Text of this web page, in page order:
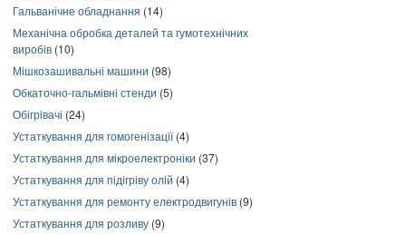
Гальванічне обладнання (14)
Механічна обробка деталей та гумотехнічних
виробів (10)
Мішкозашивальні машини (98)
Обкаточно-гальмівні стенди (5)
Обігрівачі (24)
Устаткування для гомогенізації(4)
Устаткування для мікроелектроніки (37)
Устаткування для підігріву олій (4)
Устаткування для ремонту електродвигунів (9)
Устаткування для розливу (9)